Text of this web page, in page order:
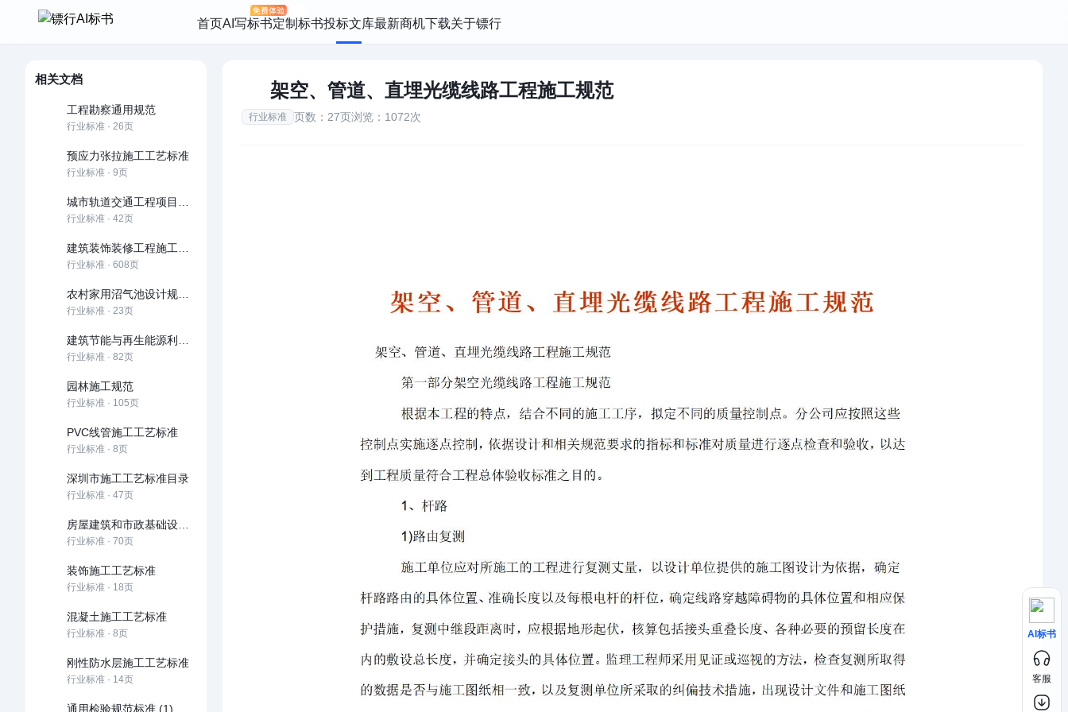
首页AI写标书定制标书投标文库最新商机下载关于镖行
相关文档
工程勘察通用规范
行业标准 · 26页
预应力张拉施工工艺标准
行业标准 · 9页
行业标准 · 42页
行业标准 · 608页
行业标准 · 23页
行业标准 · 82页
园林施工规范
行业标准 · 105页
PVC线管施工工艺标准
行业标准 · 8页
深圳市施工工艺标准目录
行业标准 · 47页
行业标准 · 70页
装饰施工工艺标准
行业标准 · 18页
混凝土施工工艺标准
行业标准 · 8页
刚性防水层施工工艺标准
行业标准 · 14页
通用检验规范标准 (1)
架空、管道、直埋光缆线路工程施工规范
行业标准 页数：27页浏览：1072次
AI标书
客服